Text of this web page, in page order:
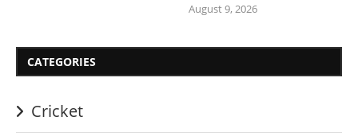
August 9, 2026
CATEGORIES
Cricket